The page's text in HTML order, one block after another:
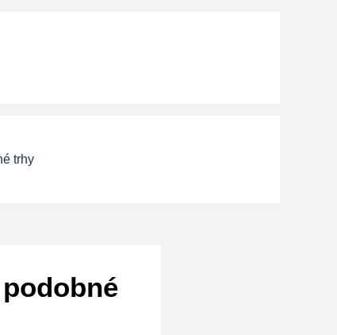
trhy